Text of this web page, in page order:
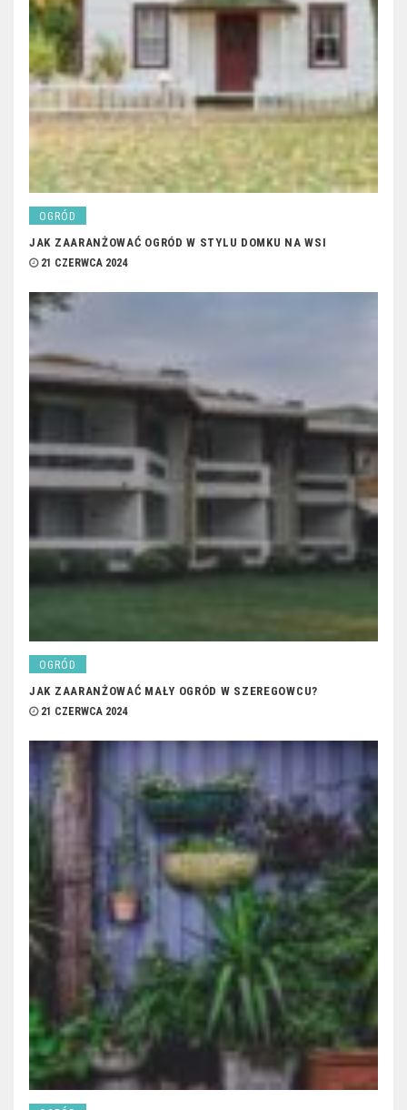
OGRÓD
JAK ZAARANŻOWAĆ OGRÓD W STYLU DOMKU NA WSI
21 CZERWCA 2024
OGRÓD
JAK ZAARANŻOWAĆ MAŁY OGRÓD W SZEREGOWCU?
21 CZERWCA 2024